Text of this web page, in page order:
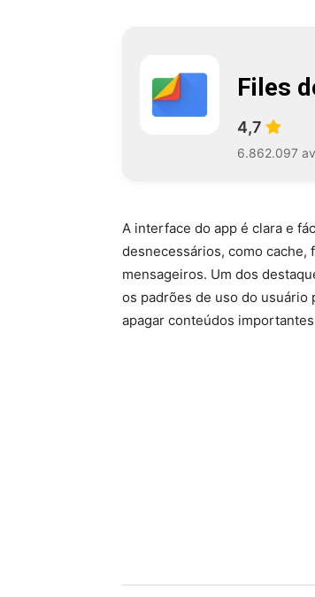
Files
4,7
6.862.097
A interface do app é clara e
desnecessários, como cache,
mensageiros. Um dos
os padrões de uso do usuário
apagar conteúdos